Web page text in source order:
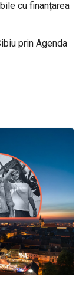
cu finanțarea
prin Agenda